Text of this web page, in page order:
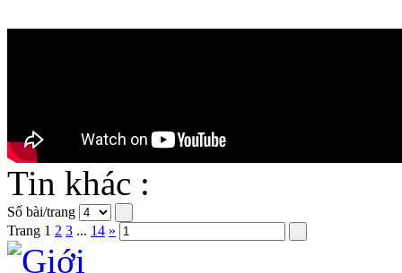
Tin khác :
Số bài/trang
Trang 1 2 3 ... 14 »